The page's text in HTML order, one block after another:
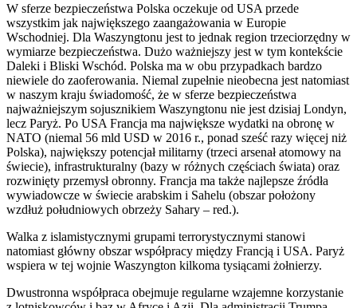
W sferze bezpieczeństwa Polska oczekuje od USA przede
wszystkim jak największego zaangażowania w Europie
Wschodniej. Dla Waszyngtonu jest to jednak region trzeciorzędny w
wymiarze bezpieczeństwa. Dużo ważniejszy jest w tym kontekście
Daleki i Bliski Wschód. Polska ma w obu przypadkach bardzo
niewiele do zaoferowania. Niemal zupełnie nieobecna jest natomiast
w naszym kraju świadomość, że w sferze bezpieczeństwa
najważniejszym sojusznikiem Waszyngtonu nie jest dzisiaj Londyn,
lecz Paryż. Po USA Francja ma największe wydatki na obronę w
NATO (niemal 56 mld USD w 2016 r., ponad sześć razy więcej niż
Polska), największy potencjał militarny (trzeci arsenał atomowy na
świecie), infrastrukturalny (bazy w różnych częściach świata) oraz
rozwinięty przemysł obronny. Francja ma także najlepsze źródła
wywiadowcze w świecie arabskim i Sahelu (obszar położony
wzdłuż południowych obrzeży Sahary – red.).
Walka z islamistycznymi grupami terrorystycznymi stanowi
natomiast główny obszar współpracy między Francją i USA. Paryż
wspiera w tej wojnie Waszyngton kilkoma tysiącami żołnierzy.
Dwustronna współpraca obejmuje regularne wzajemne korzystanie